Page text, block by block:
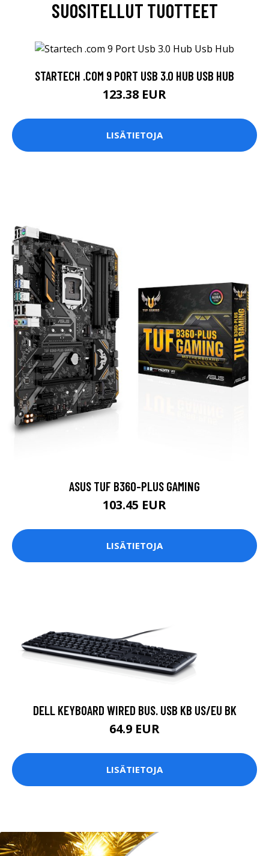
SUOSITELLUT TUOTTEET
STARTECH .COM 9 PORT USB 3.0 HUB USB HUB
123.38 EUR
LISÄTIETOJA
ASUS TUF B360-PLUS GAMING
103.45 EUR
LISÄTIETOJA
DELL KEYBOARD WIRED BUS. USB KB US/EU BK
64.9 EUR
LISÄTIETOJA